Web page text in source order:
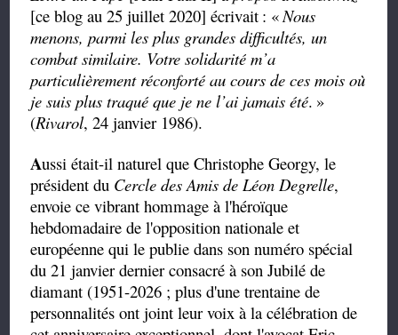
[ce blog au 25 juillet 2020] écrivait : « Nous
menons, parmi les plus grandes difficultés, un
combat similaire. Votre solidarité m’a
particulièrement réconforté au cours de ces mois où
je suis plus traqué que je ne l’ai jamais été. »
(Rivarol, 24 janvier 1986).
Aussi était-il naturel que Christophe Georgy, le
président du Cercle des Amis de Léon Degrelle,
envoie ce vibrant hommage à l'héroïque
hebdomadaire de l'opposition nationale et
européenne qui le publie dans son numéro spécial
du 21 janvier dernier consacré à son Jubilé de
diamant (1951-2026 ; plus d'une trentaine de
personnalités ont joint leur voix à la célébration de